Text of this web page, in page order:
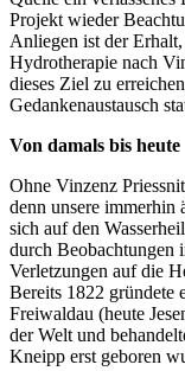
Projekt wieder
Anliegen ist der
Hydrotherapie nach
dieses Ziel zu
Gedankenaustausch
Von damals bis heute
Ohne Vinzenz
denn unsere immerhin
sich auf den
durch Beobachtungen
Verletzungen auf die
Bereits 1822 gründete
Freiwaldau (heute
der Welt und
Kneipp erst geboren